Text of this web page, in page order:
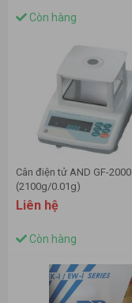
Còn hàng
Cân điện tử AND GF-2000
(2100g/0.01g)
Liên hệ
Còn hàng